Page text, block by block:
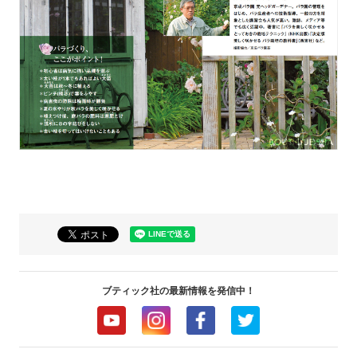
ブティック社の最新情報を発信中！